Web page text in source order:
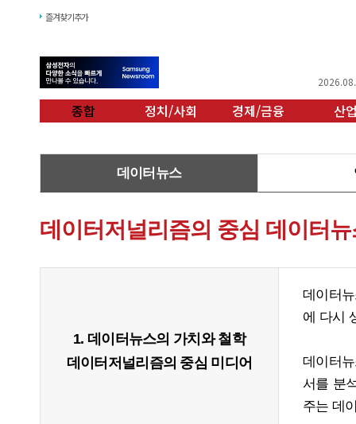
즐겨찾기추가
종합 정치/사회 경제/금융 산